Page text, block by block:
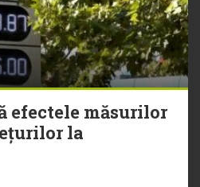
efectele măsurilor
la